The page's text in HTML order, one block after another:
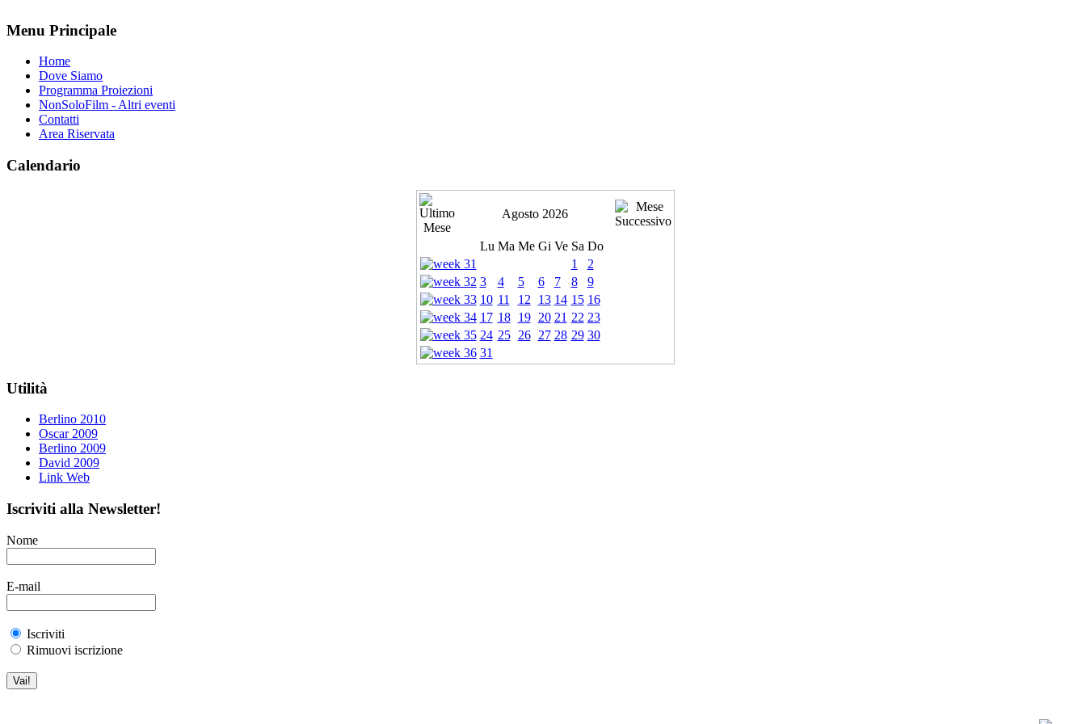
Menu Principale
Home
Dove Siamo
Programma Proiezioni
NonSoloFilm - Altri eventi
Contatti
Area Riservata
Calendario
Agosto 2026
Lu Ma Me Gi Ve Sa Do
1
2
3
4 5 6 7 8
9
10 11 12 13 14 15 16
17 18 19 20 21 22 23
24 25 26 27 28 29 30
31
Utilità
Berlino 2010
Oscar 2009
Berlino 2009
David 2009
Link Web
Iscriviti alla Newsletter!
Nome
E-mail
Iscriviti
Rimuovi iscrizione